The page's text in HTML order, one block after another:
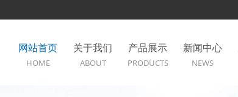
网站首页
HOME
关于我们
ABOUT
产品展示
PRODUCTS
新闻中心
NEWS